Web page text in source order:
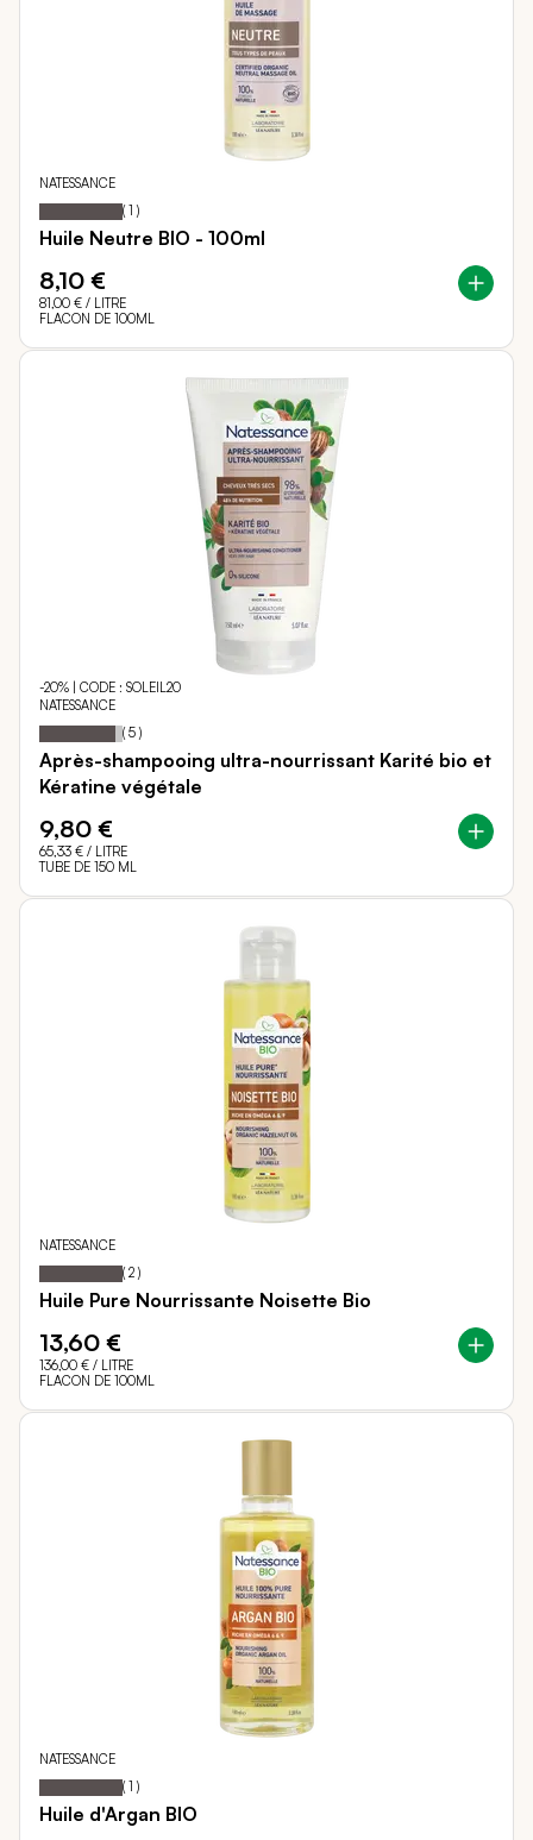
NATESSANCE
Notation: 100
% of
( 1 )
Huile Neutre BIO - 100ml
8,10 €
81,00 € / LITRE
FLACON DE 100ML
-20% | CODE : SOLEIL20
NATESSANCE
Notation: 92
% of
( 5 )
Après-shampooing ultra-nourrissant Karité bio et
Kératine végétale
9,80 €
65,33 € / LITRE
TUBE DE 150 ML
NATESSANCE
Notation: 100
% of
( 2 )
Huile Pure Nourrissante Noisette Bio
13,60 €
136,00 € / LITRE
FLACON DE 100ML
NATESSANCE
Notation: 100
% of
( 1 )
Huile d'Argan BIO